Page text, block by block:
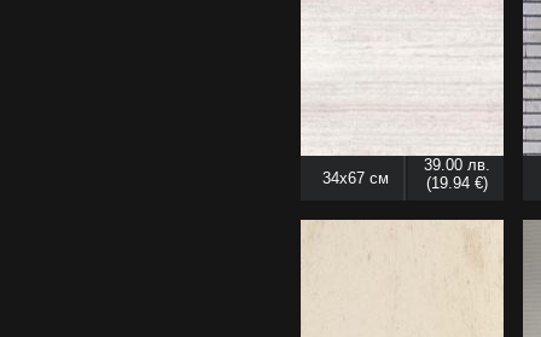
34x67 см
39.00 лв.
(19.94 €)